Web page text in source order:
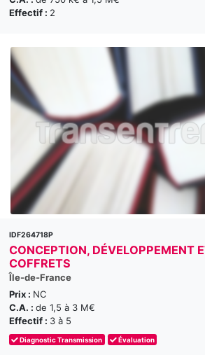
Effectif : 2
IDF264718P
CONCEPTION, DÉVELOPPEMENT
COFFRETS
Île-de-France
Prix : NC
C.A. : de 1,5 à 3 M€
Effectif : 3 à 5
Diagnostic Transmission Évaluation